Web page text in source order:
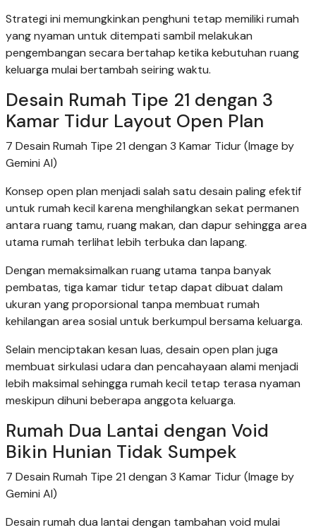
Strategi ini memungkinkan penghuni tetap memiliki rumah
yang nyaman untuk ditempati sambil melakukan
pengembangan secara bertahap ketika kebutuhan ruang
keluarga mulai bertambah seiring waktu.
Desain Rumah Tipe 21 dengan 3
Kamar Tidur Layout Open Plan
7 Desain Rumah Tipe 21 dengan 3 Kamar Tidur (Image by
Gemini AI)
Konsep open plan menjadi salah satu desain paling efektif
untuk rumah kecil karena menghilangkan sekat permanen
antara ruang tamu, ruang makan, dan dapur sehingga area
utama rumah terlihat lebih terbuka dan lapang.
Dengan memaksimalkan ruang utama tanpa banyak
pembatas, tiga kamar tidur tetap dapat dibuat dalam
ukuran yang proporsional tanpa membuat rumah
kehilangan area sosial untuk berkumpul bersama keluarga.
Selain menciptakan kesan luas, desain open plan juga
membuat sirkulasi udara dan pencahayaan alami menjadi
lebih maksimal sehingga rumah kecil tetap terasa nyaman
meskipun dihuni beberapa anggota keluarga.
Rumah Dua Lantai dengan Void
Bikin Hunian Tidak Sumpek
7 Desain Rumah Tipe 21 dengan 3 Kamar Tidur (Image by
Gemini AI)
Desain rumah dua lantai dengan tambahan void mulai